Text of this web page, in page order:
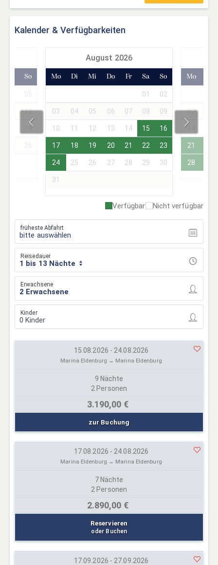
Kalender & Verfügbarkeiten
So
12
August 2026
Mo Di Mi Do Fr Sa So
01 02
03 04 05 06 07 08 09
10 11 12 13 14 15 16
17 18 19 20 21 22 23
24 25 26 27 28 29 30
31
Mo
07
21
28
Verfügbar Nicht verfügbar
früheste Abfahrt
bitte auswählen
Reisedauer
1 bis 13 Nächte
Erwachsene
Kinder
15.08.2026 - 24.08.2026
Marina Eldenburg → Marina Eldenburg
9 Nächte
2 Personen
3.190,00 €
zur Buchung
17.08.2026 - 24.08.2026
Marina Eldenburg → Marina Eldenburg
7 Nächte
2 Personen
2.890,00 €
Reservieren
oder Buchen
17.09.2026 - 27.09.2026